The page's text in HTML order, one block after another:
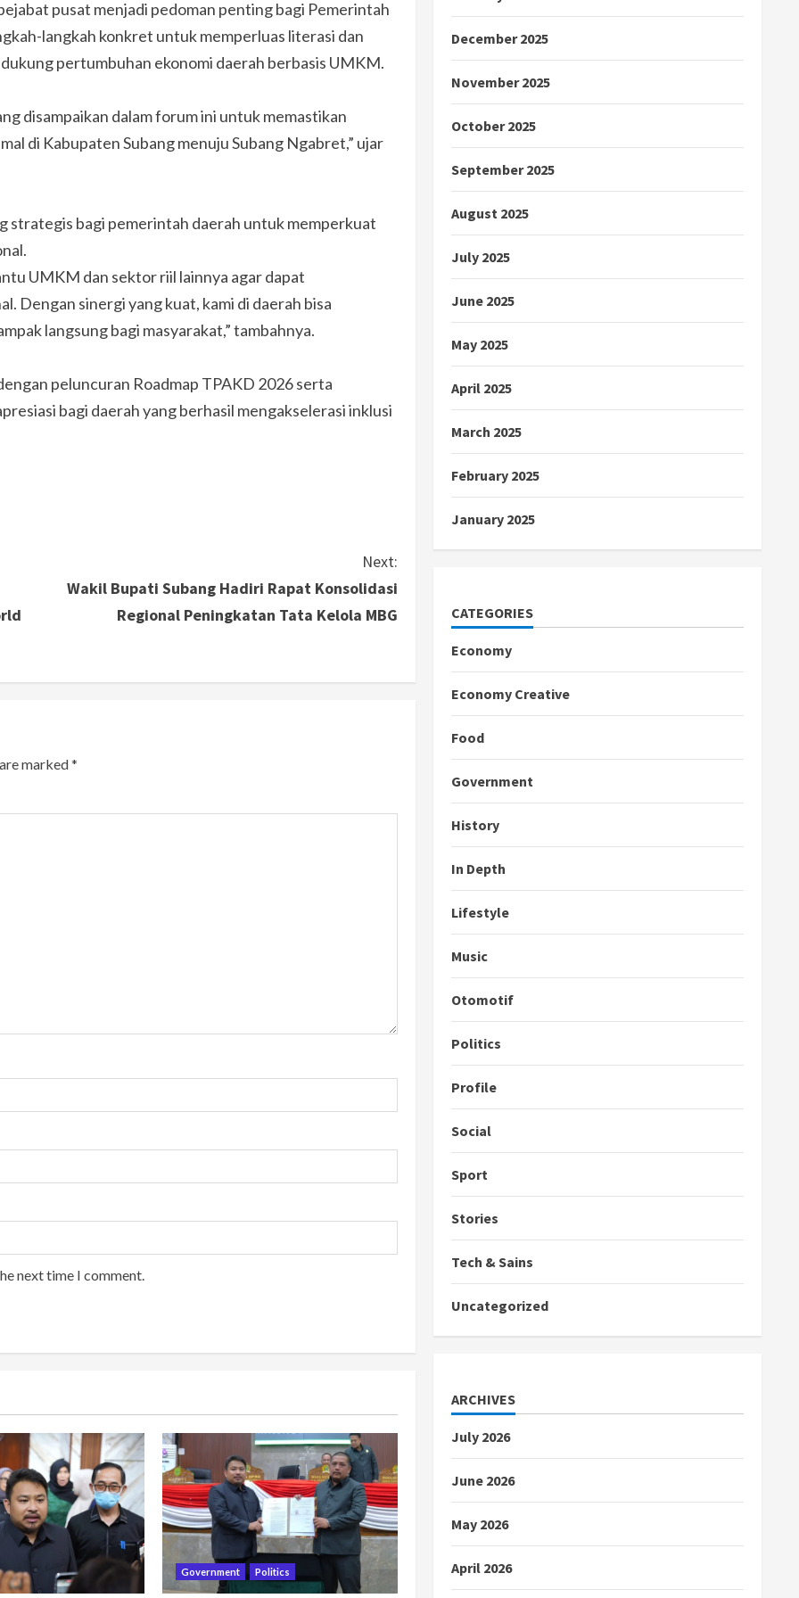
pusat menjadi pedoman penting bagi Pemerintah
langkah konkret untuk memperluas literasi dan
pertumbuhan ekonomi daerah berbasis UMKM.
disampaikan dalam forum ini untuk memastikan
di Kabupaten Subang menuju Subang Ngabret,” ujar
strategis bagi pemerintah daerah untuk memperkuat
UMKM dan sektor riil lainnya agar dapat
Dengan sinergi yang kuat, kami di daerah bisa
langsung bagi masyarakat,” tambahnya.
peluncuran Roadmap TPAKD 2026 serta
bagi daerah yang berhasil mengakselerasi inklusi
Next:
Wakil Bupati Subang Hadiri Rapat Konsolidasi
Regional Peningkatan Tata Kelola MBG
marked*
next time I comment.
Government Politics
December 2025
November 2025
October 2025
September 2025
August 2025
July 2025
June 2025
May 2025
April 2025
March 2025
February 2025
January 2025
CATEGORIES
Economy
Economy Creative
Food
Government
History
In Depth
Lifestyle
Music
Otomotif
Politics
Profile
Social
Sport
Stories
Tech & Sains
Uncategorized
ARCHIVES
July 2026
June 2026
May 2026
April 2026